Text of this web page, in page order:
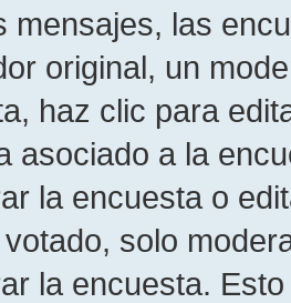
mensajes, las
original, un
haz clic para
asociado a la
la encuesta o
solo
la encuesta.